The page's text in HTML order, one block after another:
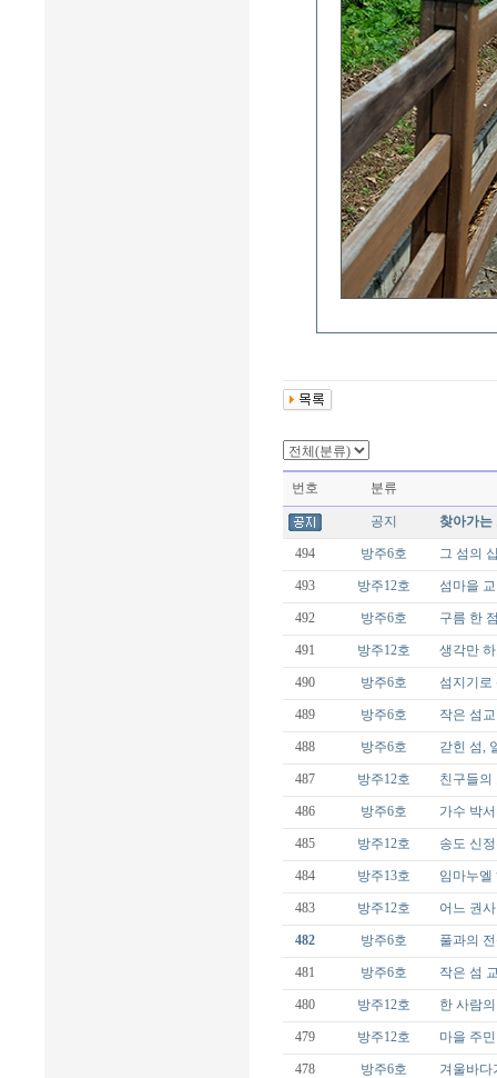
번호 분류
공지 찾아가는
494 방주6호 그 섬의
493 방주12호 섬마을
492 방주6호 구름 한
491 방주12호 생각만
490 방주6호 섬지기로
489 방주6호 작은 섬
488 방주6호 갇힌 섬,
487 방주12호 친구들의
486 방주6호 가수 박
485 방주12호 송도 신
484 방주13호 임마누엘
483 방주12호 어느 권
482 방주6호 풀과의
481 방주6호 작은 섬
480 방주12호 한 사람
479 방주12호 마을 주
478 방주6호 겨울바다